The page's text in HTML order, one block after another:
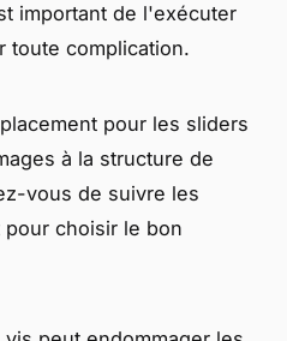
important de l'exécuter
toute complication.
pour les sliders
à la structure de
vous de suivre les
choisir le bon